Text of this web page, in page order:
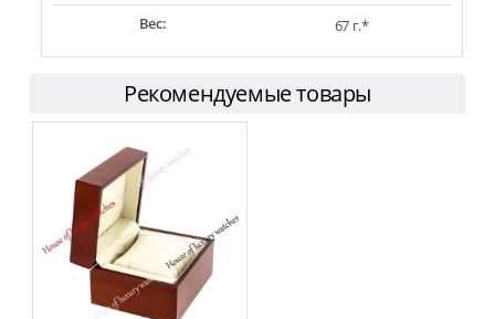
Вес:
67 г.*
Рекомендуемые товары